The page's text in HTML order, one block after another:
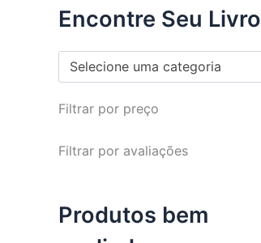
Encontre Seu Livro
Selecione uma categoria
Filtrar por preço
Filtrar por avaliações
Produtos bem